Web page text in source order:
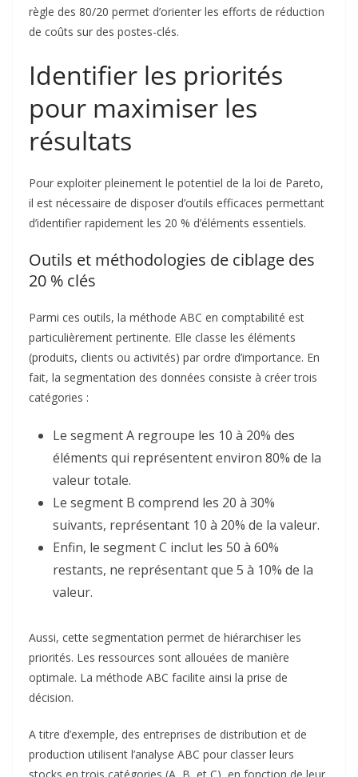
règle des 80/20 permet d’orienter les efforts de réduction
de coûts sur des postes-clés.
Identifier les priorités
pour maximiser les
résultats
Pour exploiter pleinement le potentiel de la loi de Pareto,
il est nécessaire de disposer d’outils efficaces permettant
d’identifier rapidement les 20 % d’éléments essentiels.
Outils et méthodologies de ciblage des
20 % clés
Parmi ces outils, la méthode ABC en comptabilité est
particulièrement pertinente. Elle classe les éléments
(produits, clients ou activités) par ordre d’importance. En
fait, la segmentation des données consiste à créer trois
catégories :
Le segment A regroupe les 10 à 20% des
éléments qui représentent environ 80% de la
valeur totale.
Le segment B comprend les 20 à 30%
suivants, représentant 10 à 20% de la valeur.
Enfin, le segment C inclut les 50 à 60%
restants, ne représentant que 5 à 10% de la
valeur.
Aussi, cette segmentation permet de hiérarchiser les
priorités. Les ressources sont allouées de manière
optimale. La méthode ABC facilite ainsi la prise de
décision.
A titre d’exemple, des entreprises de distribution et de
production utilisent l’analyse ABC pour classer leurs